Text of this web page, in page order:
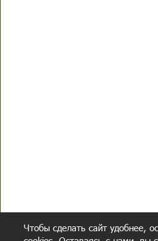
Чтобы сделать сайт удобнее,